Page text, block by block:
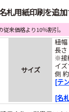
札用紙印刷を追加
来価格より10％割引。
サイズ
紐
長さ
※接
イ
側
[テ
[名